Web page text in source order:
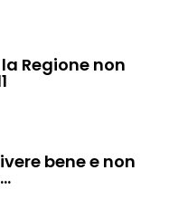
Regione non
bene e non